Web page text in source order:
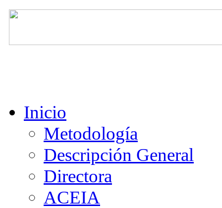
Inicio
Metodología
Descripción General
Directora
ACEIA